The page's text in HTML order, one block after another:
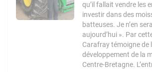
qu’il fallait vendre les
investir dans des
batteuses. Je n’en
aujourd’hui ». Par
Carafray témoigne de
développement de la
Centre-Bretagne.